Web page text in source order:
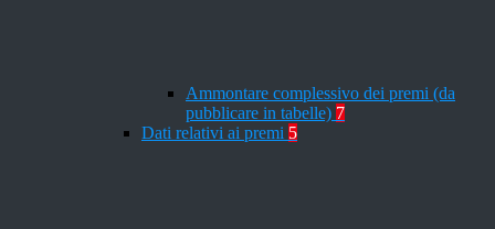
Ammontare complessivo dei premi (da
pubblicare in tabelle) 7
Dati relativi ai premi 5